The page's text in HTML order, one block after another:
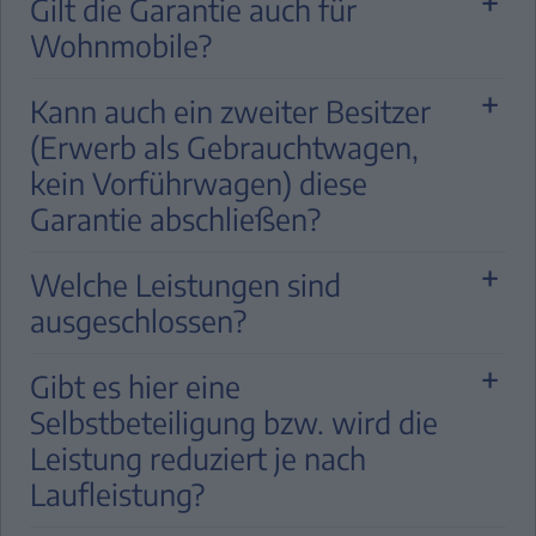
Erstzulassungsdatum abschließbar.
Gilt die Garantie auch für
Wohnmobile?
Grundsätzlich ja. Laut den Allgemeinen
Versicherungsbedingungen unter §4 4.1
sind jedoch sämtliche Fahrzeugumbauten
oder -aufbauten sowie Aggregate und
Teile, die nicht zur Originalausstattung des
Versicherungsschutz ausgeschlossen.
Kann auch ein zweiter Besitzer
(Erwerb als Gebrauchtwagen,
kein Vorführwagen) diese
Garantie abschließen?
Nein, bei Gebrauchtwagen ist Extended
Care nicht abschließbar. Für
Gebrauchtwagen steht die
Welche Leistungen sind
ausgeschlossen?
Gemäß den Allgemeinen
Versicherungsbedingungen sind u.a.
Verschleißteile, Räder, Glasscheiben,
Auspuffrohre, Polster, Fahrzeugumbauten
oder -aufbauten sowie Aggregat und
Gibt es hier eine
Selbstbeteiligung bzw. wird die
Leistung reduziert je nach
Laufleistung?